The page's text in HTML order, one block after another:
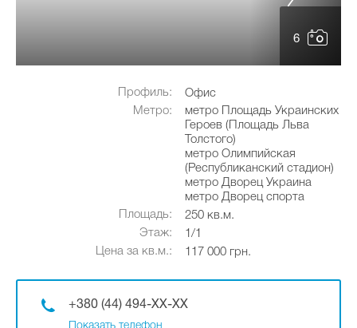
6
Профиль:
Офис
Метро:
метро Площадь Украинских
Героев (Площадь Льва
Толстого)
метро Олимпийская
(Республиканский стадион)
метро Дворец Украина
метро Дворец спорта
Площадь:
250 кв.м.
Этаж:
1/1
Цена за кв.м.:
117 000 грн.
+380 (44) 494-XX-XX